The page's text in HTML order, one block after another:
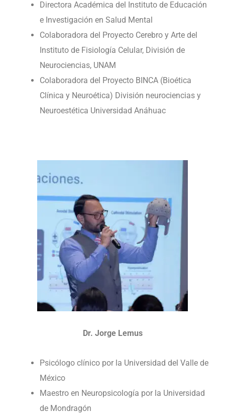
Directora Académica del Instituto de Educación
e Investigación en Salud Mental
Colaboradora del Proyecto Cerebro y Arte del
Instituto de Fisiología Celular, División de
Neurociencias, UNAM
Colaboradora del Proyecto BINCA (Bioética
Clínica y Neuroética) División neurociencias y
Neuroestética Universidad Anáhuac
Dr. Jorge Lemus
Psicólogo clínico por la Universidad del Valle de
México
Maestro en Neuropsicología por la Universidad
de Mondragón